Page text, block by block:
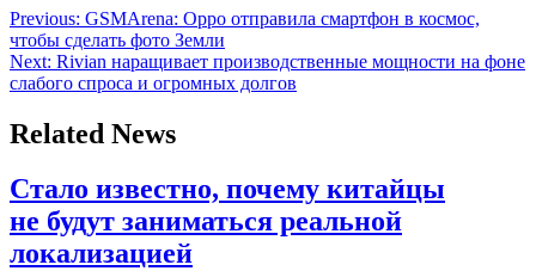
Previous: GSMArena: Oppo отправила смартфон в космос,
чтобы сделать фото Земли
Next: Rivian наращивает производственные мощности на фоне
слабого спроса и огромных долгов
Related News
Стало известно, почему китайцы
не будут заниматься реальной
локализацией